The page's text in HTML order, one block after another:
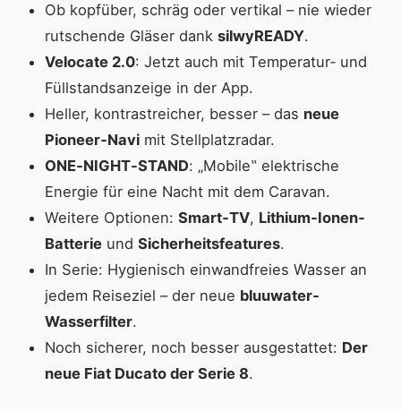
Ob kopfüber, schräg oder vertikal – nie wieder
rutschende Gläser dank silwyREADY.
Velocate 2.0: Jetzt auch mit Temperatur‐ und
Füllstandsanzeige in der App.
Heller, kontrastreicher, besser – das neue
Pioneer‐Navi mit Stellplatzradar.
ONE‐NIGHT‐STAND: „Mobile‟ elektrische
Energie für eine Nacht mit dem Caravan.
Weitere Optionen: Smart‐TV, Lithium‐Ionen‐
Batterie und Sicherheitsfeatures.
In Serie: Hygienisch einwandfreies Wasser an
jedem Reiseziel – der neue bluuwater‐
Wasserfilter.
Noch sicherer, noch besser ausgestattet: Der
neue Fiat Ducato der Serie 8.